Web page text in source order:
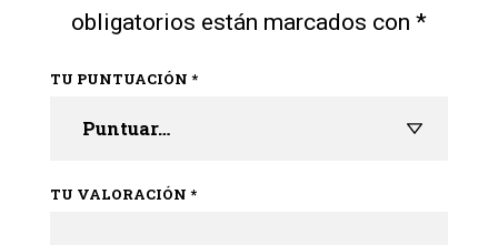
obligatorios están marcados con *
TU PUNTUACIÓN *
TU VALORACIÓN *